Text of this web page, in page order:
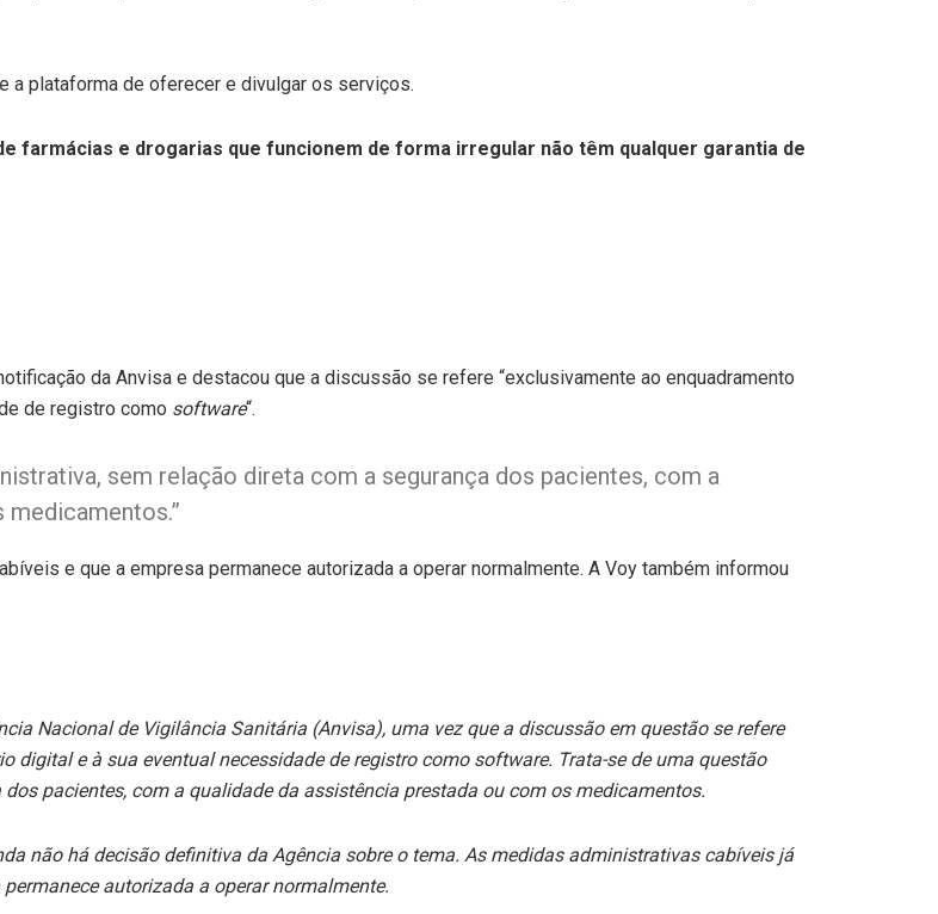
a plataforma de oferecer e divulgar os serviços.
farmácias e drogarias que funcionem de forma irregular não têm qualquer garantia de
da Anvisa e destacou que a discussão se refere “exclusivamente ao enquadramento
de registro como software“.
sem relação direta com a segurança dos pacientes, com a
e que a empresa permanece autorizada a operar normalmente. A Voy também informou
Nacional de Vigilância Sanitária (Anvisa), uma vez que a discussão em questão se refere
e à sua eventual necessidade de registro como software. Trata-se de uma questão
pacientes, com a qualidade da assistência prestada ou com os medicamentos.
não há decisão definitiva da Agência sobre o tema. As medidas administrativas cabíveis já
autorizada a operar normalmente.